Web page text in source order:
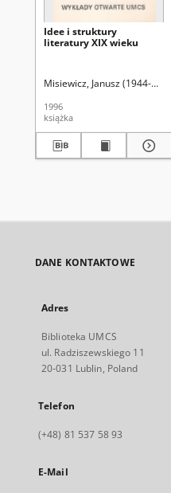
Idee i struktury
literatury XIX wieku
Misiewicz, Janusz (1944-2015)
1996
książka
DANE KONTAKTOWE
Adres
Biblioteka UMCS
ul. Radziszewskiego 11
20-031 Lublin, Poland
Telefon
(+48) 81 537 58 93
E-Mail